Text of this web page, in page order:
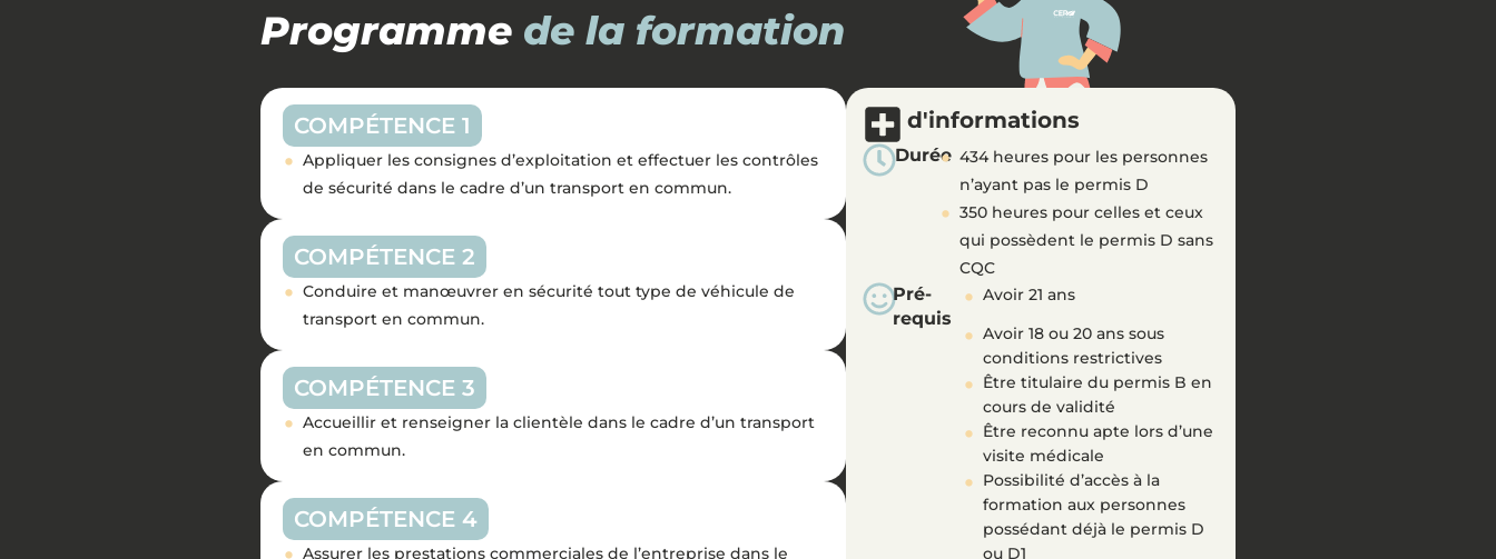
Programme de la formation
COMPÉTENCE 1
Appliquer les consignes d’exploitation et effectuer les contrôles
de sécurité dans le cadre d’un transport en commun.
COMPÉTENCE 2
Conduire et manœuvrer en sécurité tout type de véhicule de
transport en commun.
COMPÉTENCE 3
Accueillir et renseigner la clientèle dans le cadre d’un transport
en commun.
COMPÉTENCE 4
Assurer les prestations commerciales de l’entreprise dans le
d'informations
Durée 434 heures pour les personnes
n’ayant pas le permis D
350 heures pour celles et ceux
qui possèdent le permis D sans
CQC
Pré-
requis
Avoir 21 ans
Avoir 18 ou 20 ans sous
conditions restrictives
Être titulaire du permis B en
cours de validité
Être reconnu apte lors d’une
visite médicale
Possibilité d’accès à la
formation aux personnes
possédant déjà le permis D
ou D1